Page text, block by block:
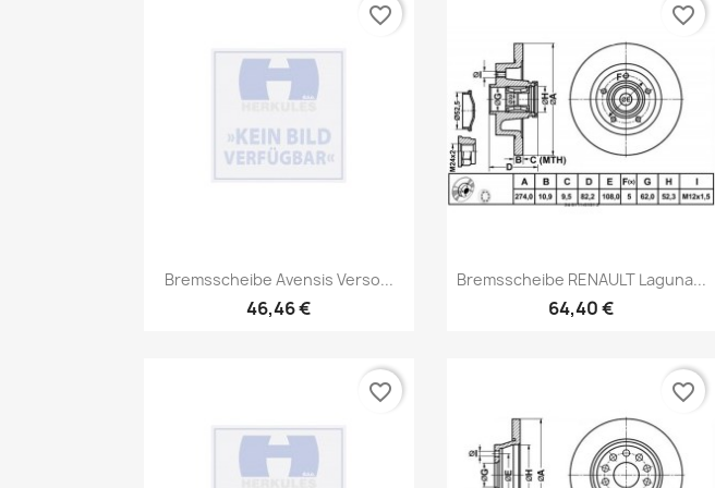
Vorschau
Bremsscheibe Avensis Verso...
46,46 €
favorite_border
Vorschau
Bremsscheibe RENAULT Laguna...
64,40 €
favorite_border
favorite_border favorite_border